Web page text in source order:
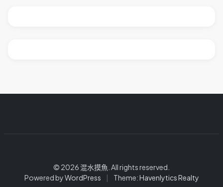
© 2026 混水摸魚. All rights reserved.
Powered byWordPress | Theme:Havenlytics Realty